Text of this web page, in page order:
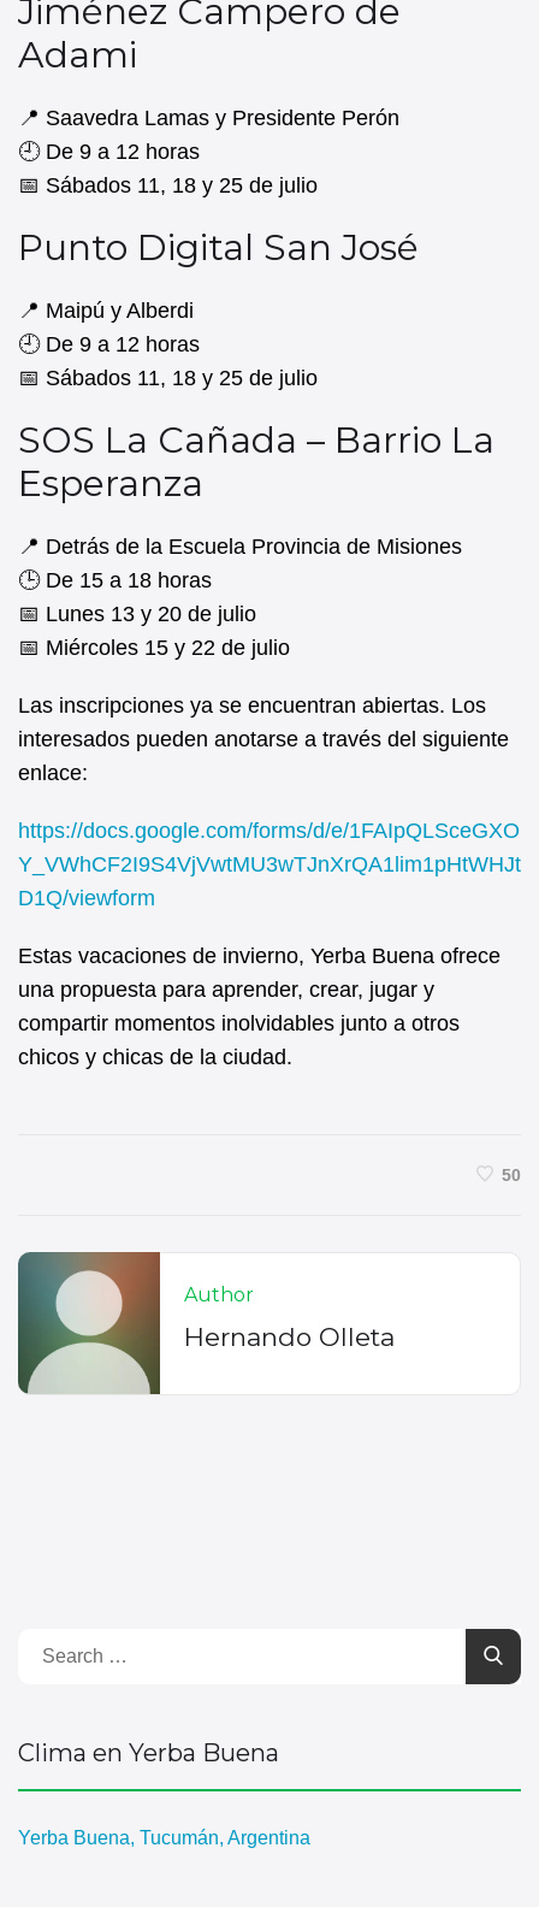
Jiménez Campero de
Adami
📍 Saavedra Lamas y Presidente Perón
🕘 De 9 a 12 horas
📅 Sábados 11, 18 y 25 de julio
Punto Digital San José
📍 Maipú y Alberdi
🕘 De 9 a 12 horas
📅 Sábados 11, 18 y 25 de julio
SOS La Cañada – Barrio La
Esperanza
📍 Detrás de la Escuela Provincia de Misiones
🕒 De 15 a 18 horas
📅 Lunes 13 y 20 de julio
📅 Miércoles 15 y 22 de julio
Las inscripciones ya se encuentran abiertas. Los
interesados pueden anotarse a través del siguiente
enlace:
https://docs.google.com/forms/d/e/1FAIpQLSceGXO
Y_VWhCF2I9S4VjVwtMU3wTJnXrQA1lim1pHtWHJt
D1Q/viewform
Estas vacaciones de invierno, Yerba Buena ofrece
una propuesta para aprender, crear, jugar y
compartir momentos inolvidables junto a otros
chicos y chicas de la ciudad.
50
Author
Hernando Olleta
Clima en Yerba Buena
Yerba Buena, Tucumán, Argentina